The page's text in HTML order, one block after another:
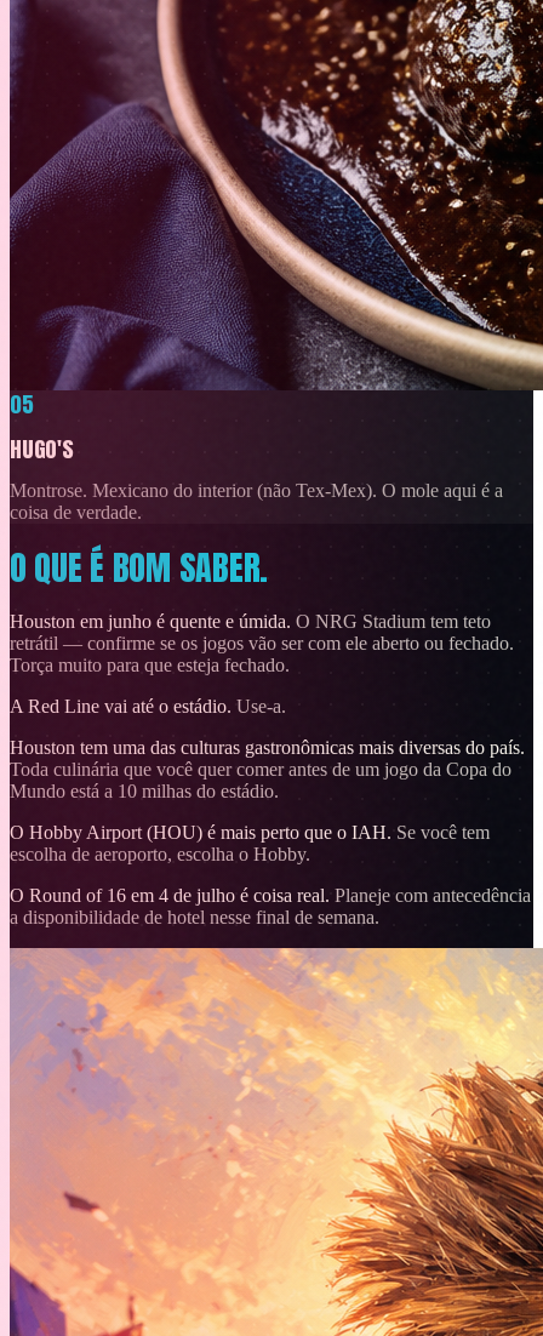
05
HUGO'S
Montrose. Mexicano do interior (não Tex-Mex). O mole aqui é a
coisa de verdade.
O QUE É BOM SABER.
Houston em junho é quente e úmida. O NRG Stadium tem teto
retrátil — confirme se os jogos vão ser com ele aberto ou fechado.
Torça muito para que esteja fechado.
A Red Line vai até o estádio. Use-a.
Houston tem uma das culturas gastronômicas mais diversas do país.
Toda culinária que você quer comer antes de um jogo da Copa do
Mundo está a 10 milhas do estádio.
O Hobby Airport (HOU) é mais perto que o IAH. Se você tem
escolha de aeroporto, escolha o Hobby.
O Round of 16 em 4 de julho é coisa real. Planeje com antecedência
a disponibilidade de hotel nesse final de semana.